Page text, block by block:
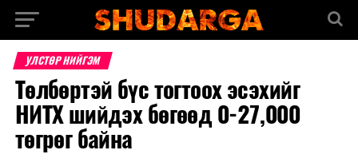
УЛСТӨР НИЙГЭМ
Төлбөртэй бүс тогтоох эсэхийг
НИТХ шийдэх бөгөөд 0-27,000
төгрөг байна